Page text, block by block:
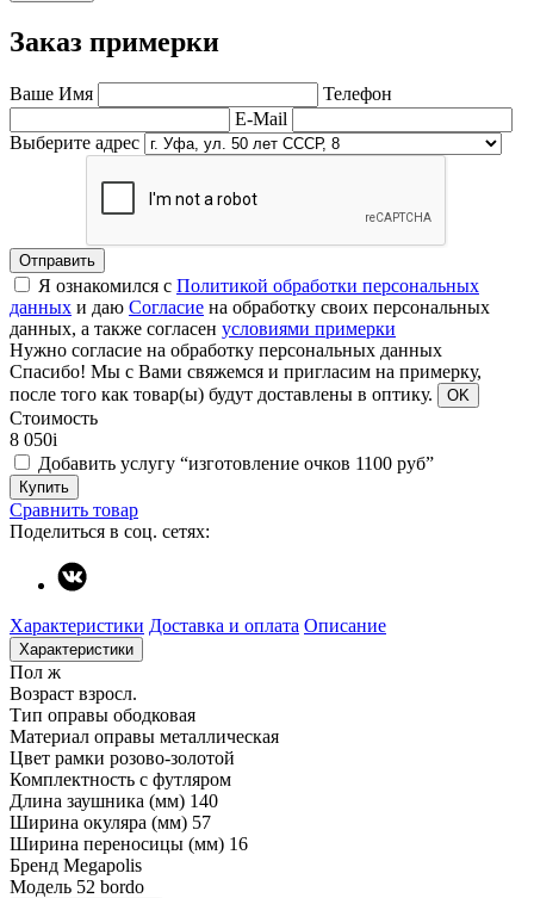
Заказ примерки
Ваше Имя
Телефон
E-Mail
Выберите адрес
Отправить
Я ознакомился с Политикой обработки персональных
данных и даю Согласие на обработку своих персональных
данных, а также согласен условиями примерки
Нужно согласие на обработку персональных данных
Спасибо! Мы с Вами свяжемся и пригласим на примерку,
после того как товар(ы) будут доставлены в оптику.
OK
Стоимость
8 050i
Добавить услугу “изготовление очков 1100 руб”
Купить
Сравнить товар
Поделиться в соц. сетях:
Характеристики Доставка и оплата Описание
Характеристики
Пол ж
Возраст взросл.
Тип оправы ободковая
Материал оправы металлическая
Цвет рамки розово-золотой
Комплектность с футляром
Длина заушника (мм) 140
Ширина окуляра (мм) 57
Ширина переносицы (мм) 16
Бренд Megapolis
Модель 52 bordo